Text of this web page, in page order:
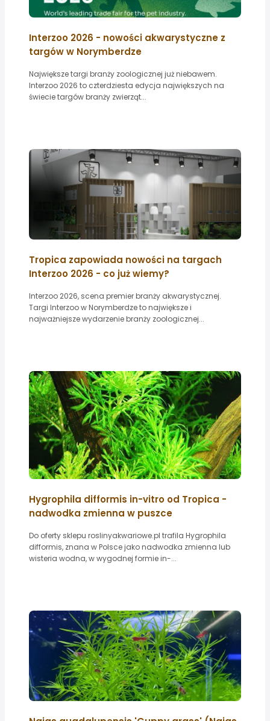
Interzoo 2026 - nowości akwarystyczne z
targów w Norymberdze
Największe targi branży zoologicznej już niebawem.
Interzoo 2026 to czterdziesta edycja największych na
świecie targów branży zwierząt...
Tropica zapowiada nowości na targach
Interzoo 2026 - co już wiemy?
Interzoo 2026, scena premier branży akwarystycznej.
Targi Interzoo w Norymberdze to największe i
najważniejsze wydarzenie branży zoologicznej...
Hygrophila difformis in-vitro od Tropica -
nadwodka zmienna w puszce
Do oferty sklepu roslinyakwariowe.pl trafila Hygrophila
difformis, znana w Polsce jako nadwodka zmienna lub
wisteria wodna, w wygodnej formie in-...